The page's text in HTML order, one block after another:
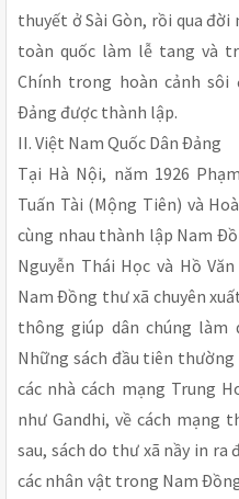
thuyết ở Sài Gòn, rồi qua đời
toàn quốc làm lễ tang và
Chính trong hoàn cảnh sôi
Ðảng được thành lập.
II. Việt Nam Quốc Dân Ðảng
Tại Hà Nội, năm 1926
Tuấn Tài (Mộng Tiên) và
cùng nhau thành lập Nam
Nguyễn Thái Học và Hồ
Nam Ðồng thư xã chuyên
thông giúp dân chúng làm
Những sách đầu tiên thường
các nhà cách mạng Trung
như Gandhi, về cách mạng
sau, sách do thư xã nầy in
các nhân vật trong Nam